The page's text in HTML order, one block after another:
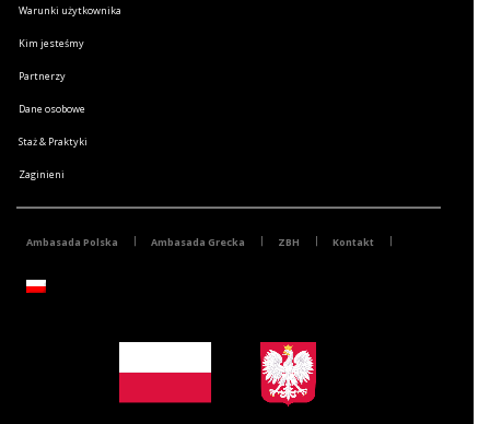
Warunki użytkownika
Kim jesteśmy
Partnerzy
Dane osobowe
Staż & Praktyki
Zaginieni
Ambasada Polska Ambasada Grecka ZBH Kontakt